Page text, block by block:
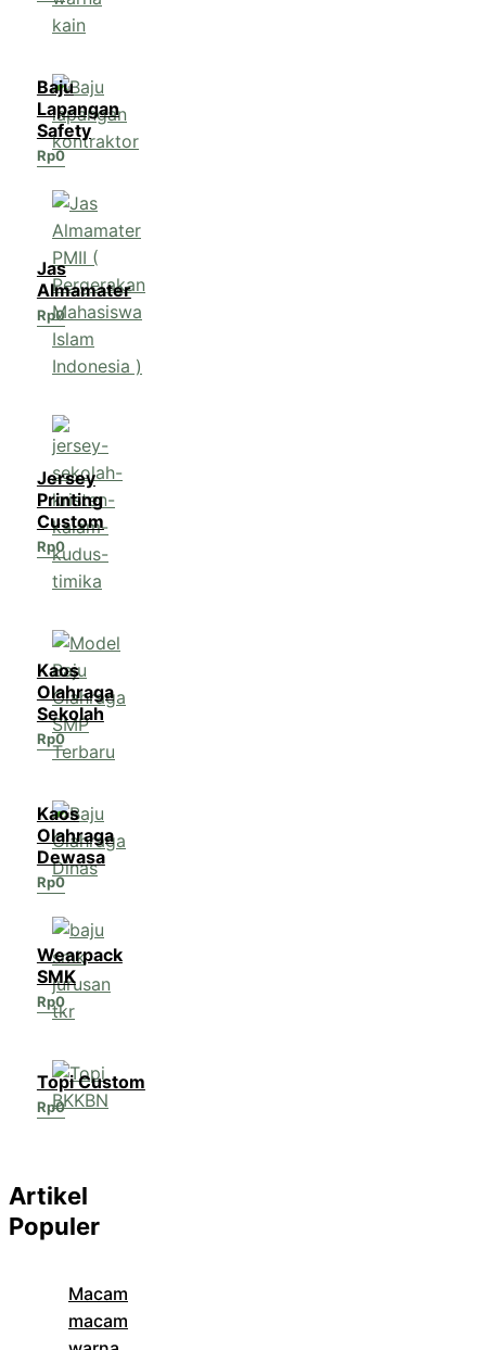
Baju
Lapangan
Safety
Rp0
Jas
Almamater
Rp0
Jersey
Printing
Custom
Rp0
Kaos
Olahraga
Sekolah
Rp0
Kaos
Olahraga
Dewasa
Rp0
Wearpack
SMK
Rp0
Topi Custom
Rp0
Artikel
Populer
Macam
macam